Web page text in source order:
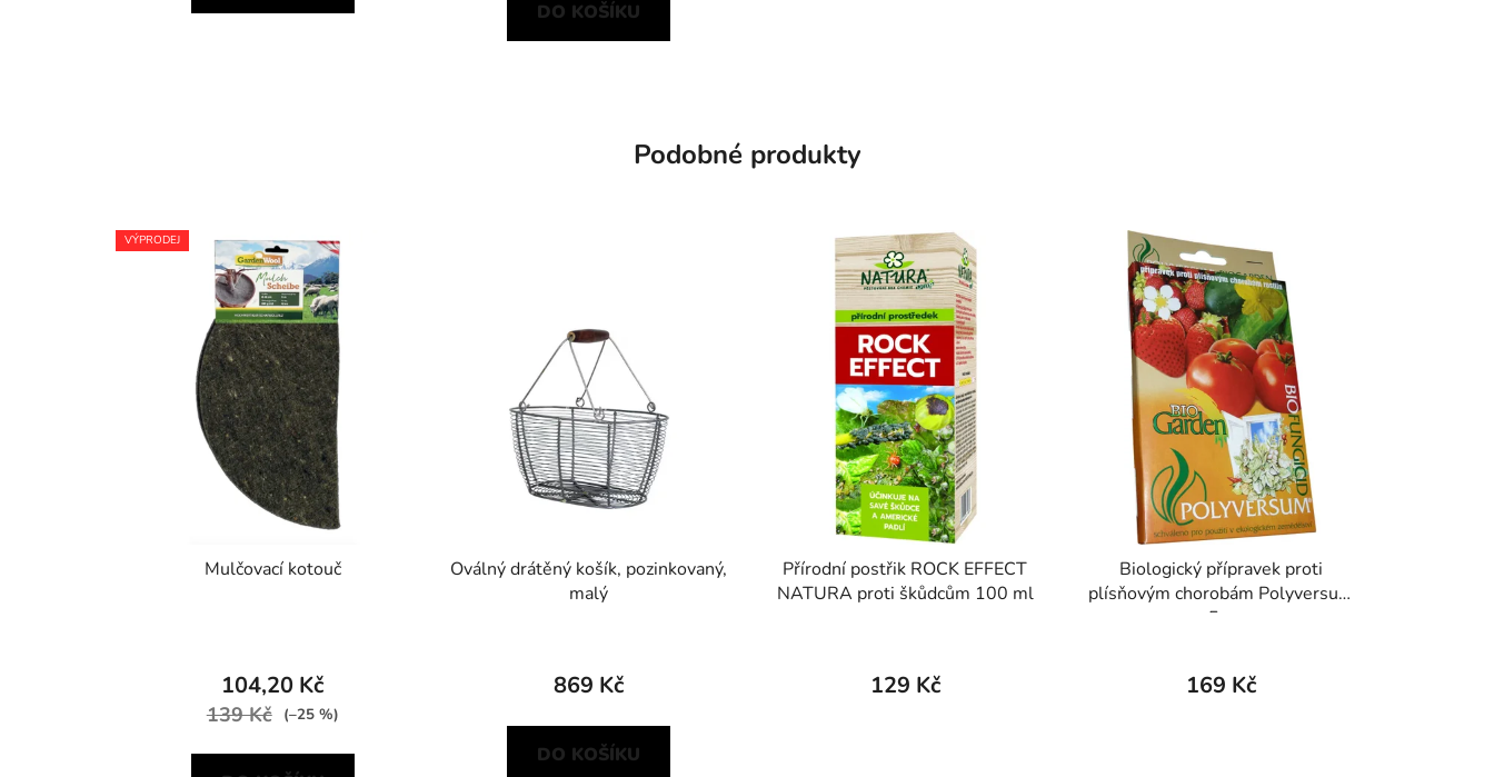
DO KOŠÍKU
Podobné produkty
VÝPRODEJ
Mulčovací kotouč
104,20 Kč
139 Kč (–25 %)
Oválný drátěný košík, pozinkovaný,
malý
869 Kč
DO KOŠÍKU
Přírodní postřik ROCK EFFECT
NATURA proti škůdcům 100 ml
129 Kč
Biologický přípravek proti
plísňovým chorobám Polyversum
5 g
169 Kč